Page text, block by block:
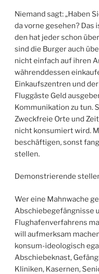
Niemand sagt: „Haben
da vorne gesehen? Das
den hat jeder schon
sind die Burger auch
nicht einfach auf ihren
währenddessen
Einkaufszentren und
Fluggäste Geld
Kommunikation zu tun.
Zweckfreie Orte und
nicht konsumiert wird.
beschäftigen, sonst
stellen.
Demonstrierende
Wer eine Mahnwache
Abschiebegefängnisse
Flughafenverfahrens
will aufmerksam
konsum-ideologisch
Abschiebeknast,
Kliniken, Kasernen,